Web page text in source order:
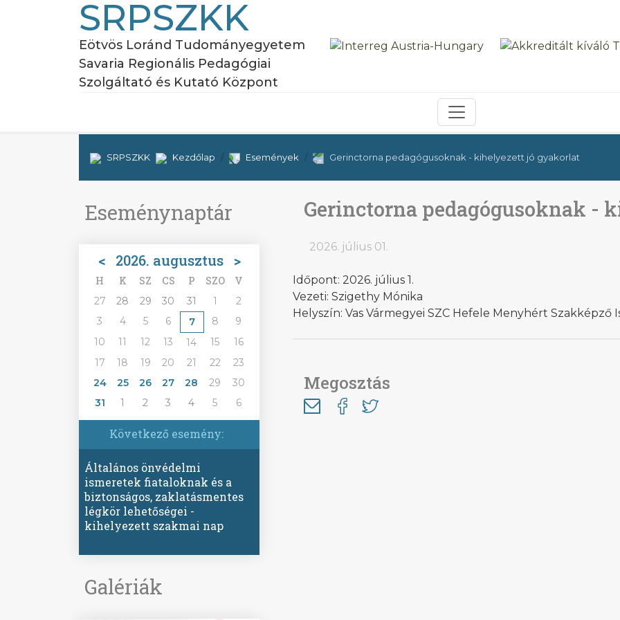
SRPSZKK
Eötvös Loránd Tudományegyetem
Savaria Regionális Pedagógiai
Szolgáltató és Kutató Központ
SRPSZKK Kezdőlap Események Gerinctorna pedagógusoknak - kihelyezett jó gyakorlat
Eseménynaptár
< 2026. augusztus >
H K SZ CS P SZO V
27 28 29 30 31 1
2
3
4 5 6 7 8
9
10
11 12 13 14 15
16
17
18 19 20 21 22
23
24
25 26 27 28 29
30
31
1 2 3 4 5 6
Következő esemény:
Általános önvédelmi
ismeretek fiataloknak és a
biztonságos, zaklatásmentes
légkör lehetőségei -
kihelyezett szakmai nap
Galériák
Gerinctorna pedagógusoknak -
2026. július 01.
Időpont: 2026. július 1.
Vezeti: Szigethy Mónika
Helyszín: Vas Vármegyei SZC Hefele Menyhért Szakképző
Megosztás